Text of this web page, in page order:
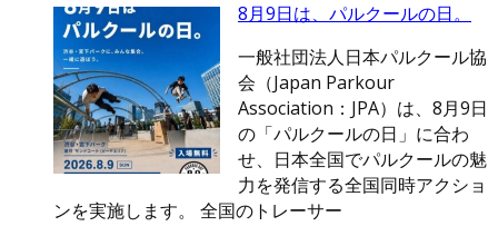
8月9日は、パルクールの日。
一般社団法人日本パルクール協
会（Japan Parkour
Association：JPA）は、8月9日
の「パルクールの日」に合わ
せ、日本全国でパルクールの魅
力を発信する全国同時アクショ
ンを実施します。 全国のトレーサー